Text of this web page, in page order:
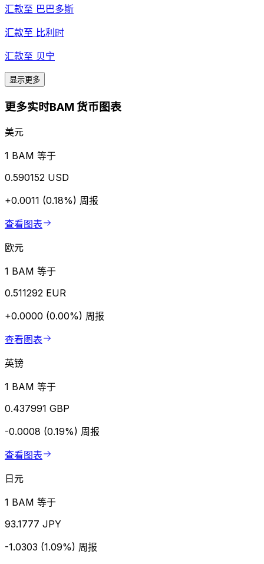
汇款至 巴巴多斯
汇款至 比利时
汇款至 贝宁
显示更多
更多实时BAM 货币图表
美元
1 BAM 等于
0.590152 USD
+0.0011 (0.18%) 周报
查看图表
欧元
1 BAM 等于
0.511292 EUR
+0.0000 (0.00%) 周报
查看图表
英镑
1 BAM 等于
0.437991 GBP
-0.0008 (0.19%) 周报
查看图表
日元
1 BAM 等于
93.1777 JPY
-1.0303 (1.09%) 周报